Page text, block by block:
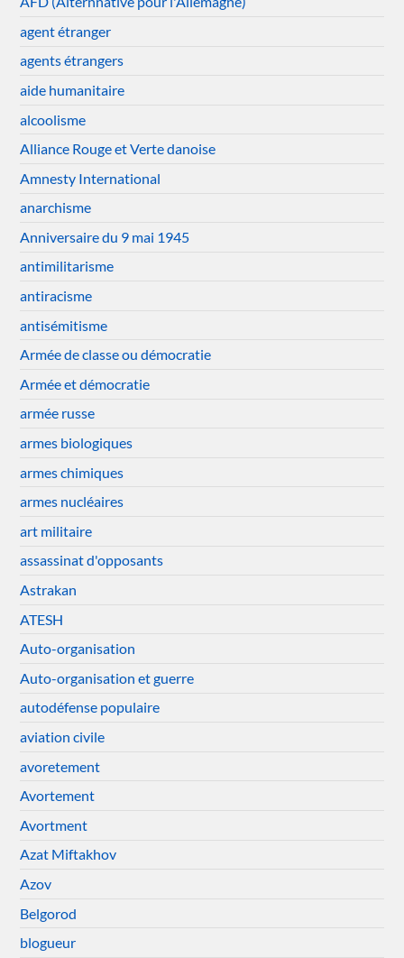
agent étranger
agents étrangers
aide humanitaire
alcoolisme
Alliance Rouge et Verte danoise
Amnesty International
anarchisme
Anniversaire du 9 mai 1945
antimilitarisme
antiracisme
antisémitisme
Armée de classe ou démocratie
Armée et démocratie
armée russe
armes biologiques
armes chimiques
armes nucléaires
art militaire
assassinat d'opposants
Astrakan
ATESH
Auto-organisation
Auto-organisation et guerre
autodéfense populaire
aviation civile
avoretement
Avortement
Avortment
Azat Miftakhov
Azov
Belgorod
blogueur